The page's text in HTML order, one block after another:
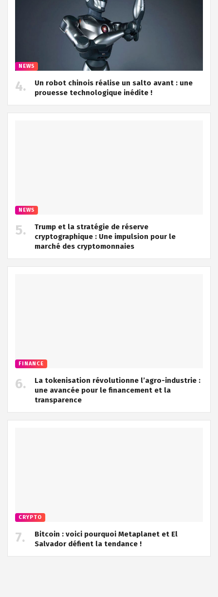
NEWS
Un robot chinois réalise un salto avant : une
prouesse technologique inédite !
NEWS
Trump et la stratégie de réserve
cryptographique : Une impulsion pour le
marché des cryptomonnaies
FINANCE
La tokenisation révolutionne l’agro-industrie :
une avancée pour le financement et la
transparence
CRYPTO
Bitcoin : voici pourquoi Metaplanet et El
Salvador défient la tendance !